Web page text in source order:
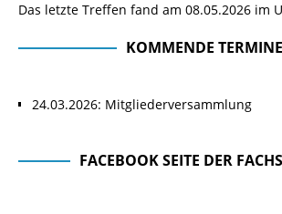
Das letzte Treffen fand am 08.05.2026 im
KOMMENDE TERMINE
24.03.2026: Mitgliederversammlung
FACEBOOK SEITE DER